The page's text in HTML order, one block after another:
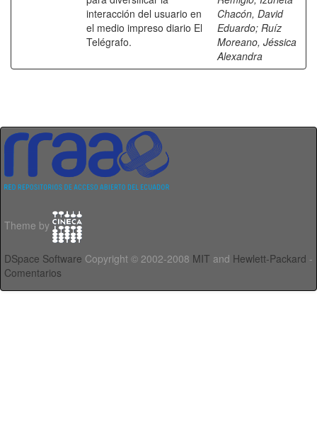
interacción del usuario en
el medio impreso diario El
Telégrafo.
Chacón, David
Eduardo; Ruíz
Moreano, Jéssica
Alexandra
Theme by
DSpace Software Copyright © 2002-2008 MIT and Hewlett-Packard -
Comentarios